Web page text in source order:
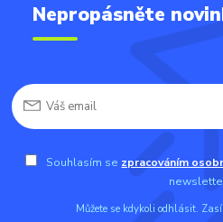
Nepropásněte
Souhlasím se zpracováním
Můžete se kdykoli odhlásit.